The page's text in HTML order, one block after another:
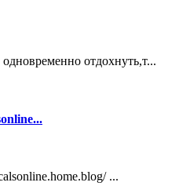
одновременно отдохнуть,т...
...